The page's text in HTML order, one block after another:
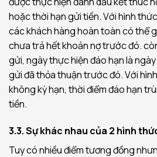
hoặc thời hạn gửi tiền. Với hình
các khách hàng hoàn toàn có thể
chưa trả hết khoản nợ trước đó.
gửi, ngày thực hiện đáo hạn là
gửi đã thỏa thuận trước đó. Với
không kỳ hạn, thời điểm đáo hạn
tiền.
3.3. Sự khác nhau của 2 hình
Tuy có nhiều điểm tương đồng